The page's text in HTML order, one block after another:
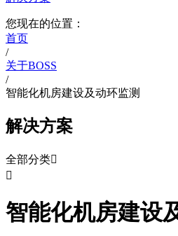
您现在的位置：
首页
/
关于BOSS
/
智能化机房建设及动环监测
解决方案
全部分类

智能化机房建设